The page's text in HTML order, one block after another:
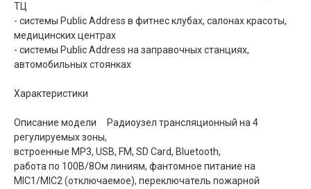
ТЦ
- системы Public Address в фитнес клубах, салонах красоты,
медицинских центрах
- системы Public Address на заправочных станциях,
автомобильных стоянках
Характеристики
Описание модели Радиоузел трансляционный на 4
регулируемых зоны,
встроенные MP3, USB, FM, SD Card, Bluetooth,
работа по 100В/8Ом линиям, фантомное питание на
MIC1/MIC2 (отключаемое), переключатель пожарной